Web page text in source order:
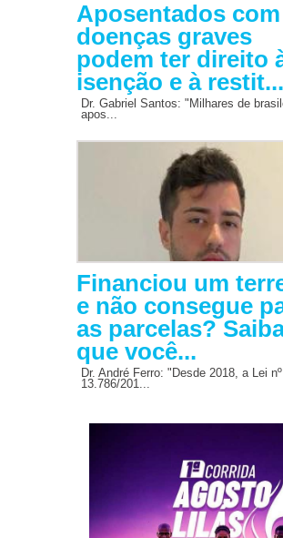
Aposentados com
doenças graves
podem ter direito
isenção e à restit...
Dr. Gabriel Santos: "Milhares de
apos...
Financiou um
e não consegue
as parcelas?
que você...
Dr. André Ferro: "Desde 2018, a Lei nº
13.786/201...